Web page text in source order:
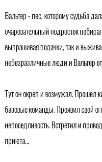
Вальтер - пес, которому судьба
очаровательный подросток
выпрашивая подачки, так и
небезразличные люди и Вальтер
Тут он окреп и возмужал. Прошел
базовые команды. Проявил свой
непоседливость. Встретил и
приюта...